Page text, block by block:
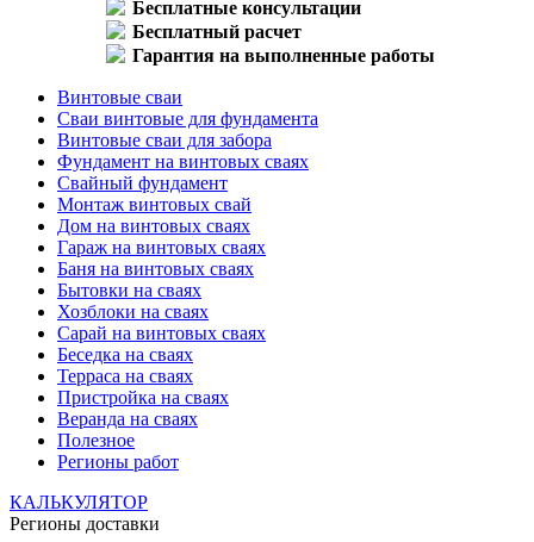
Бесплатные консультации
Бесплатный расчет
Гарантия на выполненные работы
Винтовые сваи
Сваи винтовые для фундамента
Винтовые сваи для забора
Фундамент на винтовых сваях
Свайный фундамент
Монтаж винтовых свай
Дом на винтовых сваях
Гараж на винтовых сваях
Баня на винтовых сваях
Бытовки на сваях
Хозблоки на сваях
Сарай на винтовых сваях
Беседка на сваях
Терраса на сваях
Пристройка на сваях
Веранда на сваях
Полезное
Регионы работ
КАЛЬКУЛЯТОР
Регионы доставки